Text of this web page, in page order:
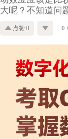
大呢？不知道问
点赞 0 0